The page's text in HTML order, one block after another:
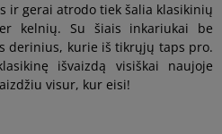
ir gerai atrodo tiek šalia klasikinių
kelnių. Su šiais inkariukai be
derinius, kurie iš tikrųjų taps pro.
išvaizdą visiškai naujoje
visur, kur eisi!